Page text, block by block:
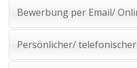
Bewerbung per Email/
Persönlicher/